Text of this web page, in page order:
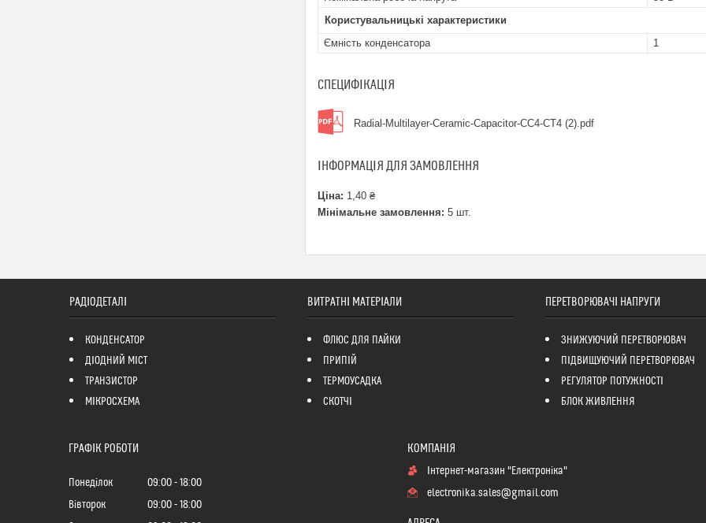
Користувальницькі характеристики
Ємність конденсатора
1
СПЕЦИФІКАЦІЯ
Radial-Multilayer-Ceramic-Capacitor-CC4-CT4 (2).pdf
ІНФОРМАЦІЯ ДЛЯ ЗАМОВЛЕННЯ
Ціна: 1,40 ₴
Мінімальне замовлення: 5 шт.
РАДІОДЕТАЛІ
КОНДЕНСАТОР
ДІОДНИЙ МІСТ
ТРАНЗИСТОР
МІКРОСХЕМА
ВИТРАТНІ МАТЕРІАЛИ
ФЛЮС ДЛЯ ПАЙКИ
ПРИПІЙ
ТЕРМОУСАДКА
СКОТЧІ
ПЕРЕТВОРЮВАЧІ НАПРУГИ
ЗНИЖУЮЧИЙ ПЕРЕТВОРЮВАЧ
ПІДВИЩУЮЧИЙ ПЕРЕТВОРЮВАЧ
РЕГУЛЯТОР ПОТУЖНОСТІ
БЛОК ЖИВЛЕННЯ
ГРАФІК РОБОТИ
Понеділок 09:00
18:00
Вівторок
09:00
18:00
Інтернет-магазин "Електроніка"
electronika.sales@gmail.com